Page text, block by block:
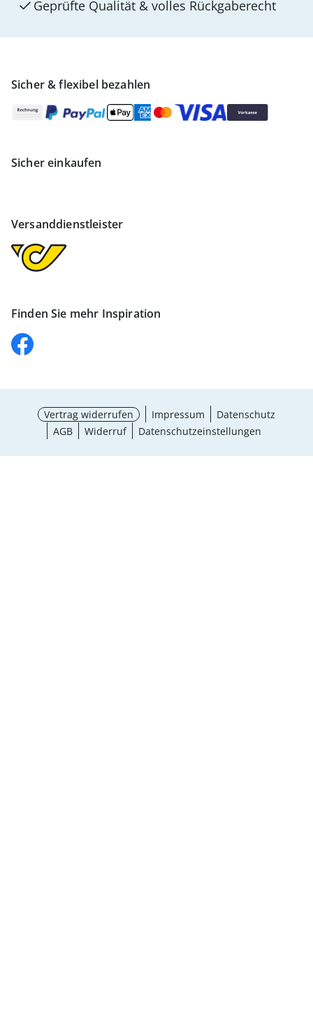
Sicher & flexibel bezahlen
Sicher einkaufen
Versanddienstleister
Finden Sie mehr Inspiration
Geprüfte Qualität & volles Rückgaberecht
Vertrag widerrufen Impressum
Datenschutz
AGB
Widerruf Datenschutzeinstellungen